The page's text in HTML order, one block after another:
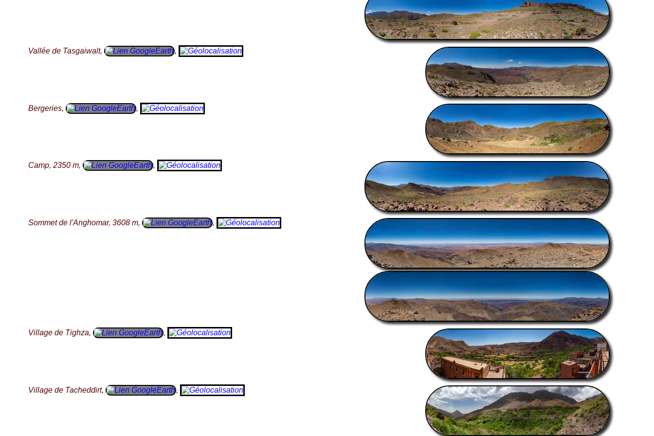
Vallée de Tasgaiwalt, ,
Bergeries, ,
Camp, 2350 m, ,
Sommet de l'Anghomar, 3608 m, ,
Village de Tighza, ,
Village de Tacheddirt, ,